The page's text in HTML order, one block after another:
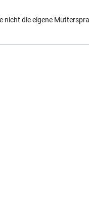
nicht die eigene